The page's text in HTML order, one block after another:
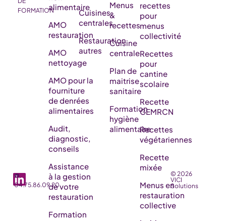
☎️
04.75.86.09.20
FORMATIONalimentaire
AMO
restauration
AMO
nettoyage
AMO pour la
fourniture
de denrées
alimentaires
Audit,
diagnostic,
conseils
Assistance
à la gestion
de votre
restauration
Formation
Cuisines
centrales
Restauration
autres
Menus
&
recettes
Cuisine
centrale
Plan de
maitrise
sanitaire
Formation
hygiène
alimentaire
recettes
pour
menus
collectivité
Recettes
pour
cantine
scolaire
Recette
GEMRCN
Recettes
végétariennes
Recette
mixée
Menus en
restauration
collective
© 2026
VICI
Solutions